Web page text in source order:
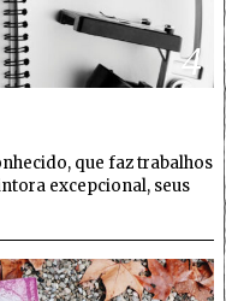
4
que faz trabalhos
excepcional, seus